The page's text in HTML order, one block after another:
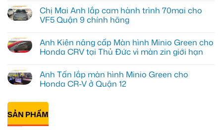
lắp
màn
hình
tô
Hyundai
Accent
Đức
bình
luận
ở
lắp
Android
Box
cho
Honda
CRV
Chị Mai Anh lắp cam hành trình 70mai cho
VF5 Quận 9 chính hãng
bình
luận
ở
Anh
lắp
cam
70mai
cho
VF5
Quận
Anh Kiên nâng cấp Màn hình Minio Green cho
Honda CRV tại Thủ Đức vì màn zin giới hạn
bình
luận
ở
nâng
cấp
Màn
hình
Anh Tấn lắp màn hình Minio Green cho
Honda CR-V ở Quận 12
có
luận
ở
Anh
SẢN PHẨM